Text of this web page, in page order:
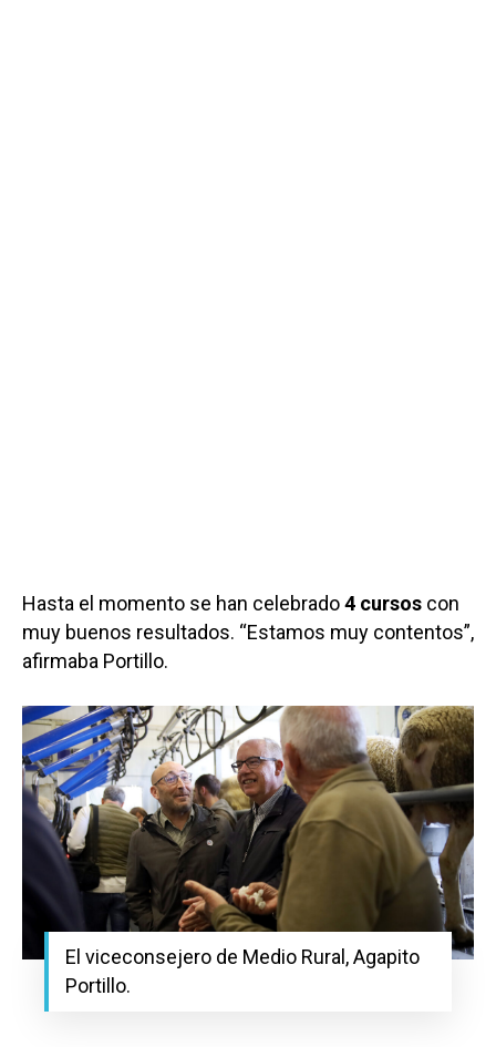
Hasta el momento se han celebrado4 cursos con
muy buenos resultados. “Estamos muy contentos”,
afirmaba Portillo.
El viceconsejero de Medio Rural, Agapito
Portillo.